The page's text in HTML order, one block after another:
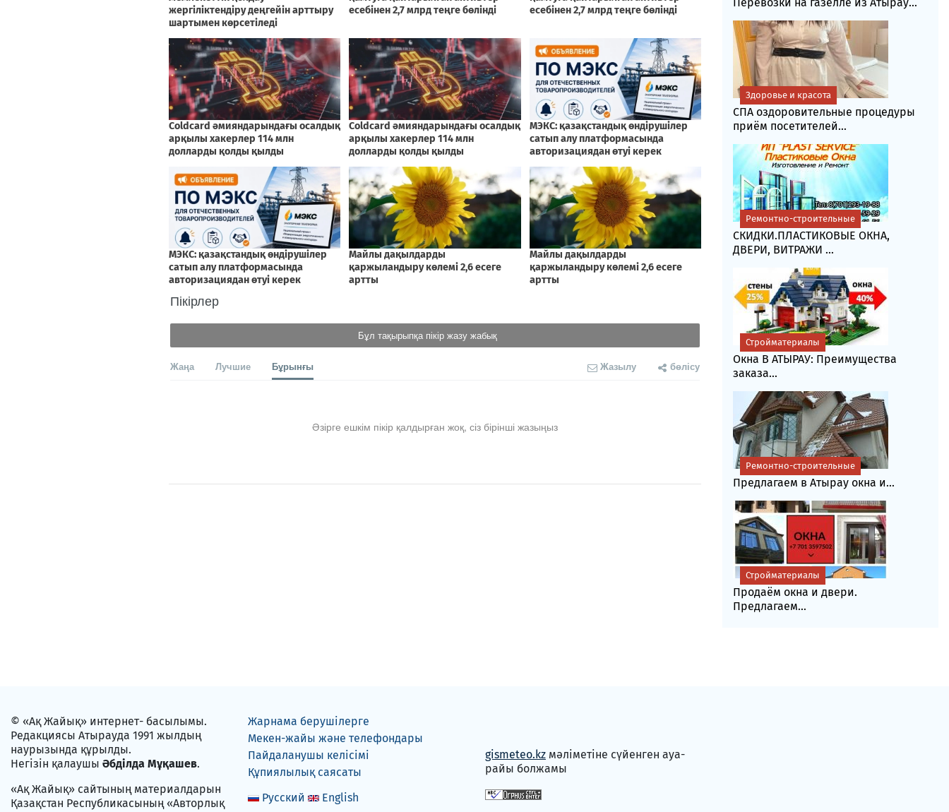
Пікірлер
Бұл тақырыпқа пікір жазу жабық
Жаңа Лучшие Бұрынғы Жазылу бөлісу
Әзірге ешкім пікір қалдырған жоқ, сіз бірінші жазыңыз
СПА оздоровительные процедуры
приём посетителей...
Здоровье и красота
СКИДКИ.ПЛАСТИКОВЫЕ ОКНА,
ДВЕРИ, ВИТРАЖИ ...
Ремонтно-строительные
Окна В АТЫРАУ: Преимущества
заказа...
Стройматериалы
Предлагаем в Атырау окна и...
Ремонтно-строительные
Продаём окна и двери.
Предлагаем...
Стройматериалы
© «Ақ Жайық» интернет- басылымы.
Редакциясы Атырауда 1991 жылдың
наурызында құрылды.
Негізін қалаушы Әбділда Мұқашев.
«Ақ Жайық» сайтының материалдарын
Қазақстан Республикасының «Авторлық
Жарнама берушілерге
Мекен-жайы және телефондары
Пайдаланушы келісімі
Құпиялылық саясаты
Русский
English
gismeteo.kz мәліметіне сүйенген ауа-
райы болжамы